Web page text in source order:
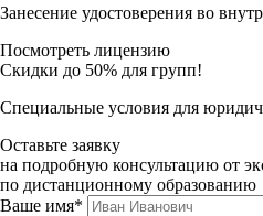
Занесение удостоверения во
Посмотреть лицензию
Скидки до 50% для групп!
Специальные условия для
Оставьте заявку
на подробную консультацию от
по дистанционному образованию
Ваше имя*